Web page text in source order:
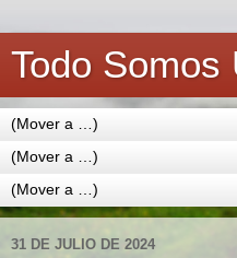
Todo Somos
31 DE JULIO DE 2024